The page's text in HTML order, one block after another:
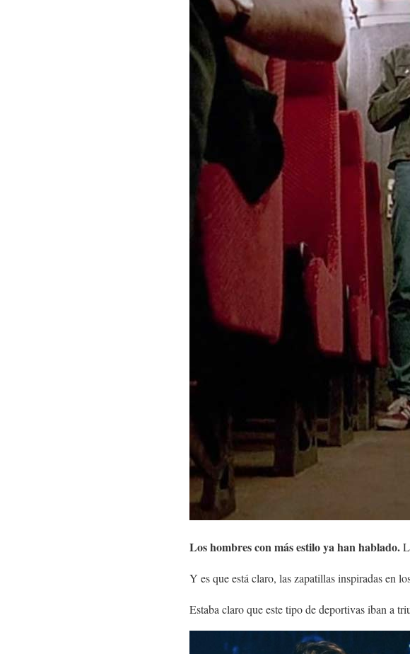
Los hombres con más estilo ya han hablado.
Y es que está claro, las zapatillas inspiradas en
Estaba claro que este tipo de deportivas iban a